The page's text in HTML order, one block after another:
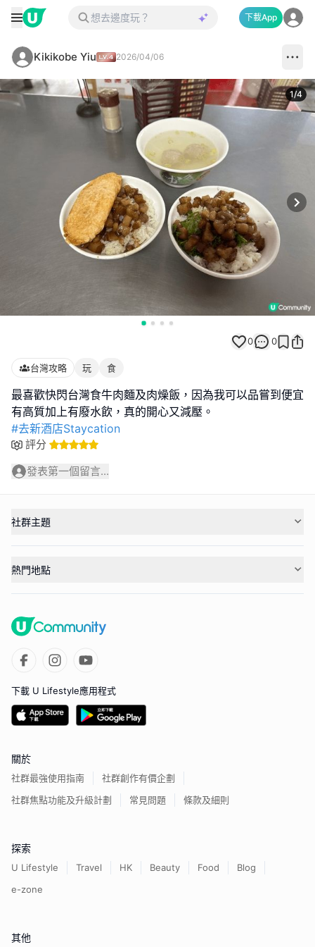
下載App
Kikikobe Yiu 2026/04/06
1/4
0 0
台灣攻略 玩 食
最喜歡快閃台灣食牛肉麵及肉燥飯，因為我可以品嘗到便宜
#去新酒店Staycation
評分
發表第一個留言...
社群主題
熱門地點
下載 U Lifestyle應用程式
關於
社群最強使用指南
社群創作有價企劃
社群焦點功能及升級計劃
常見問題 條款及細則
探索
U Lifestyle Travel HK Beauty Food
Blog
e-zone
其他